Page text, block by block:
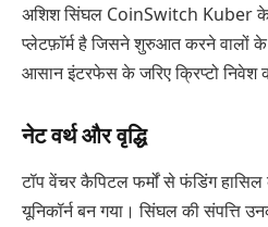
अशिश सिंघल CoinSwitch Kuber
प्लेटफ़ॉर्म है जिसने शुरुआत करने वालों
आसान इंटरफेस के जरिए क्रिप्टो निवेश
नेट वर्थ और वृद्धि
टॉप वेंचर कैपिटल फर्मों से फंडिंग
यूनिकॉर्न बन गया। सिंघल की संपत्ति